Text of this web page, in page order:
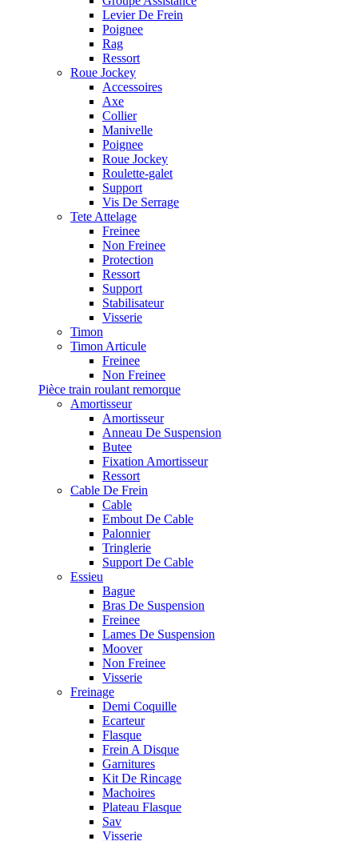
Levier De Frein
Poignee
Rag
Ressort
Roue Jockey
Accessoires
Axe
Collier
Manivelle
Poignee
Roue Jockey
Roulette-galet
Support
Vis De Serrage
Tete Attelage
Freinee
Non Freinee
Protection
Ressort
Support
Stabilisateur
Visserie
Timon
Timon Articule
Freinee
Non Freinee
Pièce train roulant remorque
Amortisseur
Amortisseur
Anneau De Suspension
Butee
Fixation Amortisseur
Ressort
Cable De Frein
Cable
Embout De Cable
Palonnier
Tringlerie
Support De Cable
Essieu
Bague
Bras De Suspension
Freinee
Lames De Suspension
Moover
Non Freinee
Visserie
Freinage
Demi Coquille
Ecarteur
Flasque
Frein A Disque
Garnitures
Kit De Rincage
Machoires
Plateau Flasque
Sav
Visserie